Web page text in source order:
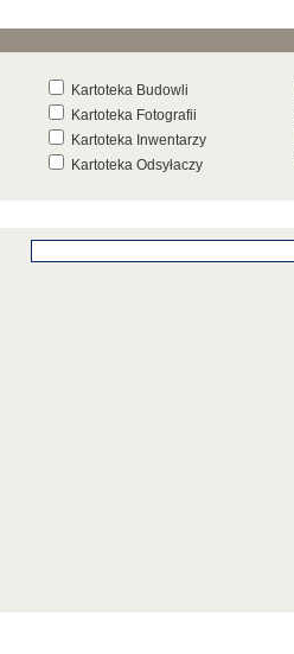
Kartoteka Budowli
Kartoteka Fotografii
Kartoteka Inwentarzy
Kartoteka Odsyłaczy
Kartoteka Wydarzeń Inwentarza
Kartoteka Znaków, Stempli i Punc